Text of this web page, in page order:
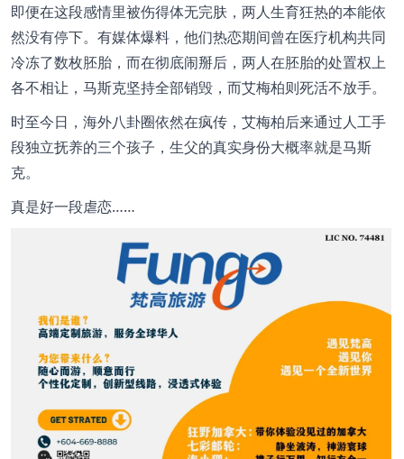
即便在这段感情里被伤得体无完肤，两人生育狂热的本能依
然没有停下。有媒体爆料，他们热恋期间曾在医疗机构共同
冷冻了数枚胚胎，而在彻底闹掰后，两人在胚胎的处置权上
各不相让，马斯克坚持全部销毁，而艾梅柏则死活不放手。
时至今日，海外八卦圈依然在疯传，艾梅柏后来通过人工手
段独立抚养的三个孩子，生父的真实身份大概率就是马斯
克。
真是好一段虐恋……